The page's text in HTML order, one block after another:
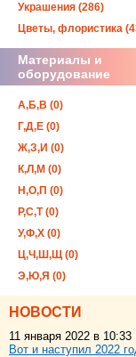
Украшения (286)
Цветы, флористика
Материалы и
оборудование
А,Б,В (0)
Г,Д,Е (0)
Ж,З,И (0)
К,Л,М (0)
Н,О,П (0)
Р,С,Т (0)
У,Ф,Х (0)
Ц,Ч,Ш,Щ (0)
Э,Ю,Я (0)
НОВОСТИ
11 января 2022 в 10:33
Вот и наступил 2022